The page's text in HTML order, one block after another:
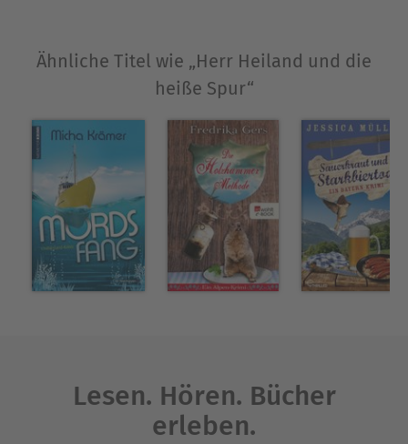
Schmunzelhumor aus.
Ausblenden
Ähnliche Titel wie „Herr Heiland und die
heiße Spur“
Lesen. Hören. Bücher
erleben.